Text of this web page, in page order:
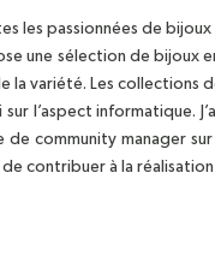
les passionnées de
une sélection de bijoux
la variété. Les
l’aspect informatique.
community manager
contribuer à la